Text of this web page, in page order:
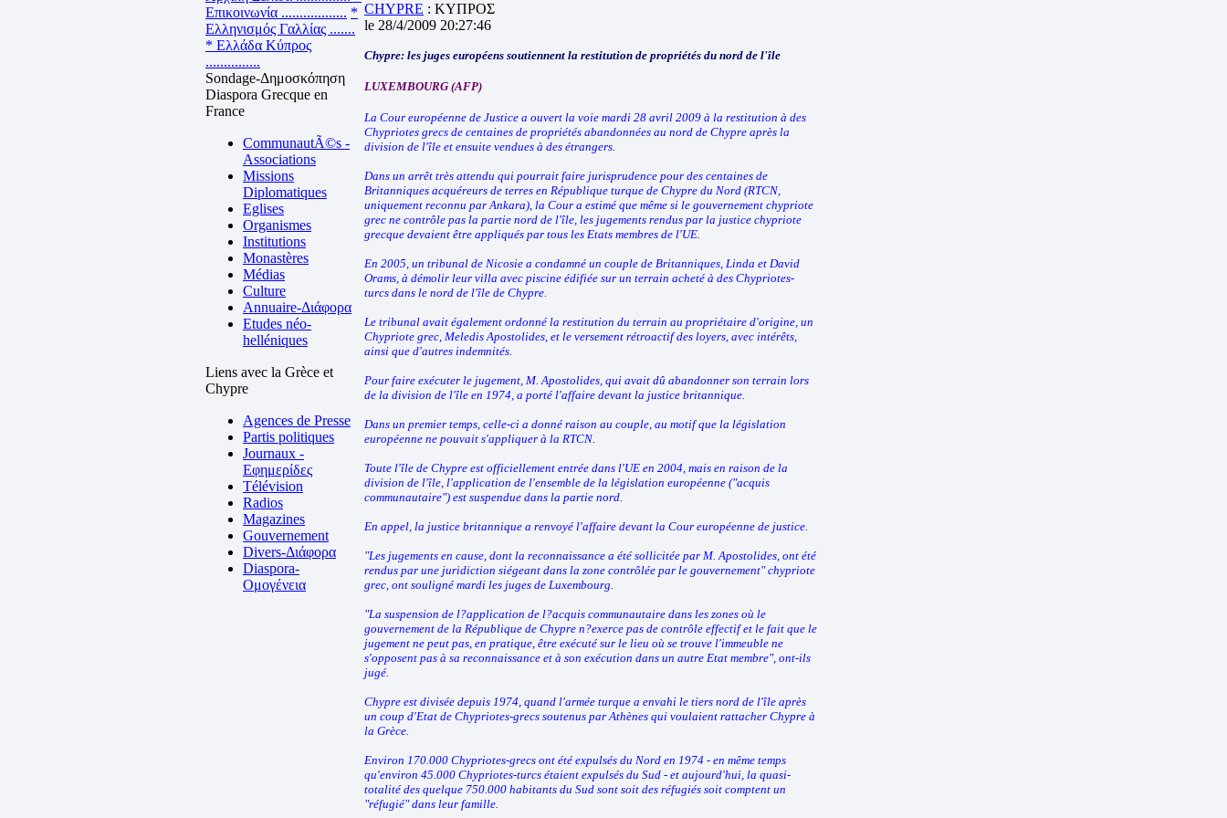
Επικοινωνία .................. *
Ελληνισμός Γαλλίας .......
* Ελλάδα Κύπρος
...............
Sondage-Δημοσκόπηση
Diaspora Grecque en
France
CommunautÃ©s -
Associations
Missions
Diplomatiques
Eglises
Organismes
Institutions
Monastères
Médias
Culture
Annuaire-Διάφορα
Etudes néo-
helléniques
Liens avec la Grèce et
Chypre
Agences de Presse
Partis politiques
Journaux -
Εφημερίδες
Télévision
Radios
Magazines
Gouvernement
Divers-Διάφορα
Diaspora-
Ομογένεια
CHYPRE : ΚΥΠΡΟΣ
le 28/4/2009 20:27:46
Chypre: les juges européens soutiennent la restitution de propriétés du nord de l'île
LUXEMBOURG (AFP)
La Cour européenne de Justice a ouvert la voie mardi 28 avril 2009 à la restitution à des
Chypriotes grecs de centaines de propriétés abandonnées au nord de Chypre après la
division de l'île et ensuite vendues à des étrangers.
Dans un arrêt très attendu qui pourrait faire jurisprudence pour des centaines de
Britanniques acquéreurs de terres en République turque de Chypre du Nord (RTCN,
uniquement reconnu par Ankara), la Cour a estimé que même si le gouvernement chypriote
grec ne contrôle pas la partie nord de l'île, les jugements rendus par la justice chypriote
grecque devaient être appliqués par tous les Etats membres de l'UE.
En 2005, un tribunal de Nicosie a condamné un couple de Britanniques, Linda et David
Orams, à démolir leur villa avec piscine édifiée sur un terrain acheté à des Chypriotes-
turcs dans le nord de l'île de Chypre.
Le tribunal avait également ordonné la restitution du terrain au propriétaire d'origine, un
Chypriote grec, Meledis Apostolides, et le versement rétroactif des loyers, avec intérêts,
ainsi que d'autres indemnités.
Pour faire exécuter le jugement, M. Apostolides, qui avait dû abandonner son terrain lors
de la division de l'île en 1974, a porté l'affaire devant la justice britannique.
Dans un premier temps, celle-ci a donné raison au couple, au motif que la législation
européenne ne pouvait s'appliquer à la RTCN.
Toute l'île de Chypre est officiellement entrée dans l'UE en 2004, mais en raison de la
division de l'île, l'application de l'ensemble de la législation européenne ("acquis
communautaire") est suspendue dans la partie nord.
En appel, la justice britannique a renvoyé l'affaire devant la Cour européenne de justice.
"Les jugements en cause, dont la reconnaissance a été sollicitée par M. Apostolides, ont été
rendus par une juridiction siégeant dans la zone contrôlée par le gouvernement" chypriote
grec, ont souligné mardi les juges de Luxembourg.
"La suspension de l?application de l?acquis communautaire dans les zones où le
gouvernement de la République de Chypre n?exerce pas de contrôle effectif et le fait que le
jugement ne peut pas, en pratique, être exécuté sur le lieu où se trouve l'immeuble ne
s'opposent pas à sa reconnaissance et à son exécution dans un autre Etat membre", ont-ils
jugé.
Chypre est divisée depuis 1974, quand l'armée turque a envahi le tiers nord de l'île après
un coup d'Etat de Chypriotes-grecs soutenus par Athènes qui voulaient rattacher Chypre à
la Grèce.
Environ 170.000 Chypriotes-grecs ont été expulsés du Nord en 1974 - en même temps
qu'environ 45.000 Chypriotes-turcs étaient expulsés du Sud - et aujourd'hui, la quasi-
totalité des quelque 750.000 habitants du Sud sont soit des réfugiés soit comptent un
"réfugié" dans leur famille.